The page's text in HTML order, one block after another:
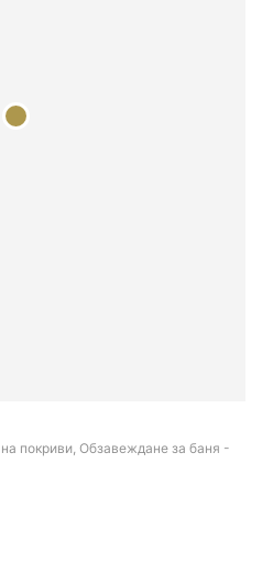
покриви, Обзавеждане за баня -